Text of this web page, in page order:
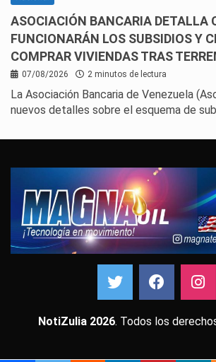
ASOCIACIÓN BANCARIA DETALLA
FUNCIONARÁN LOS SUBSIDIOS Y
COMPRAR VIVIENDAS TRAS
07/08/2026 2 minutos de lectura
La Asociación Bancaria de Venezuela
nuevos detalles sobre el esquema de
NotiZulia 2026. Todos los